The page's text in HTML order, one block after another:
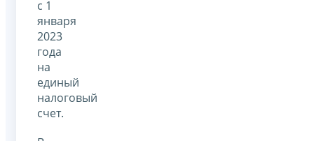
с 1
января
2023
года
на
единый
налоговый
счет.